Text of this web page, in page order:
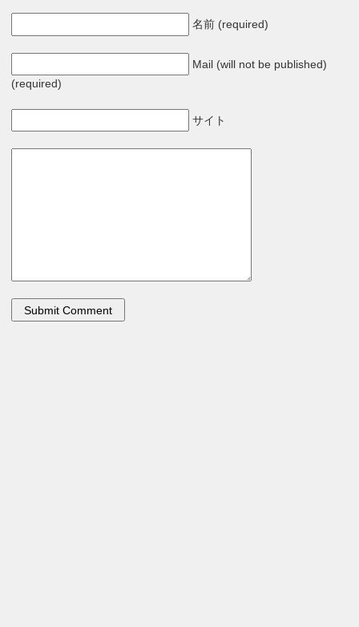
名前 (required)
Mail (will not be published)
(required)
サイト